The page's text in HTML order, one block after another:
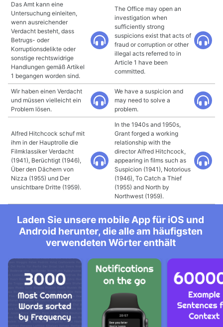
Das Amt kann eine
Untersuchung einleiten,
wenn ausreichender
Verdacht besteht, dass
Betrugs- oder
Korruptionsdelikte oder
sonstige rechtswidrige
Handlungen gemäß Artikel
1 begangen worden sind.
The Office may open an
investigation when
sufficiently strong
suspicions exist that acts of
fraud or corruption or other
illegal acts referred to in
Article 1 have been
committed.
Wir haben einen Verdacht
und müssen vielleicht ein
Problem lösen.
We have a suspicion and
may need to solve a
problem.
Alfred Hitchcock schuf mit
ihm in der Hauptrolle die
Filmklassiker Verdacht
(1941), Berüchtigt (1946),
Über den Dächern von
Nizza (1955) und Der
unsichtbare Dritte (1959).
In the 1940s and 1950s,
Grant forged a working
relationship with the
director Alfred Hitchcock,
appearing in films such as
Suspicion (1941), Notorious
(1946), To Catch a Thief
(1955) and North by
Northwest (1959).
Laden Sie unsere mobile App für iOS und
Android herunter, die alle am häufigsten
verwendeten Wörter enthält